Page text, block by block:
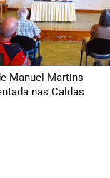
Manuel Martins
nas Caldas